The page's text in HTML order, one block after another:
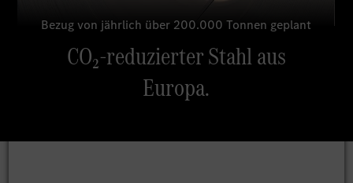
Bezug von jährlich über 200.000 Tonnen geplant
CO₂-reduzierter Stahl aus
Europa.